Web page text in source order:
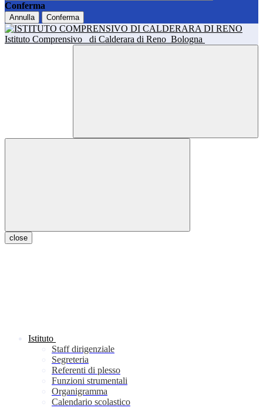
Conferma
Annulla Conferma
Istituto Comprensivo di Calderara di Reno Bologna
close
Istituto
Staff dirigenziale
Segreteria
Referenti di plesso
Funzioni strumentali
Organigramma
Calendario scolastico